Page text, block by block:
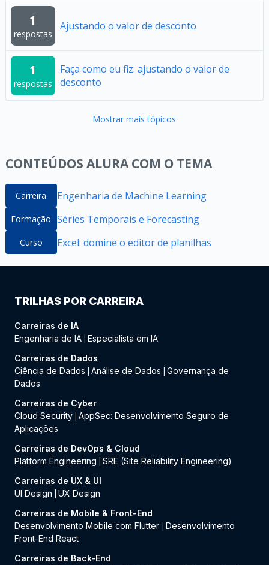
1
respostas
Ajustando o valor de desconto
1
respostas
Faça como eu fiz: ajustando o valor de
desconto
Mostrar mais tópicos
CONTEÚDOS ALURA COM O TEMA
Carreira Engenharia de Machine Learning
Formação Séries Temporais e Forecasting
Curso Excel: domine o editor de planilhas
TRILHAS POR CARREIRA
Carreiras de IA
Engenharia de IA Especialista em IA
Carreiras de Dados
Ciência de Dados
Análise de Dados
Governança de
Dados
Carreiras de Cyber
Cloud Security AppSec: Desenvolvimento Seguro de
Aplicações
Carreiras de DevOps & Cloud
Platform Engineering
SRE (Site Reliability Engineering)
Carreiras de UX & UI
UI Design
UX Design
Carreiras de Mobile & Front-End
Desenvolvimento Mobile com Flutter
Desenvolvimento
Front-End React
Carreiras de Back-End